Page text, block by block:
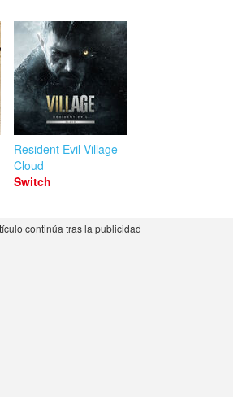
Resident Evil Village
Cloud
Switch